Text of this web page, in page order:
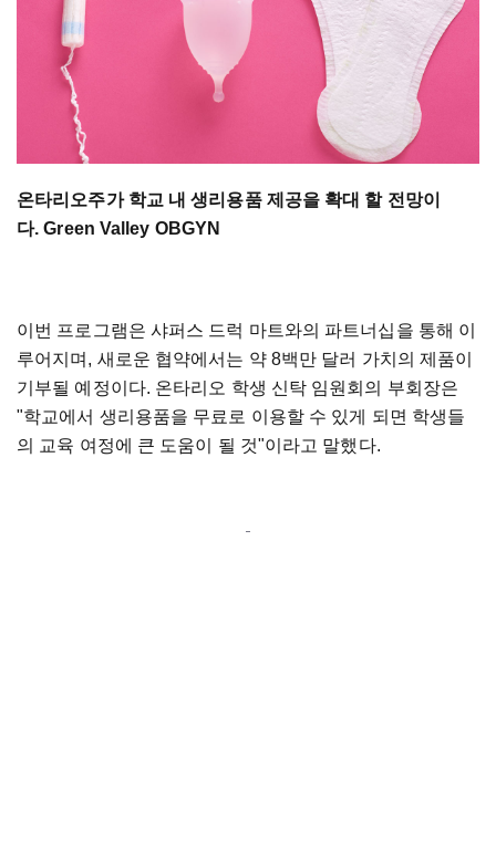
온타리오주가 학교 내 생리용품 제공을 확대 할 전망이
다. Green Valley OBGYN
이번 프로그램은 샤퍼스 드럭 마트와의 파트너십을 통해 이
루어지며, 새로운 협약에서는 약 8백만 달러 가치의 제품이
기부될 예정이다. 온타리오 학생 신탁 임원회의 부회장은
"학교에서 생리용품을 무료로 이용할 수 있게 되면 학생들
의 교육 여정에 큰 도움이 될 것"이라고 말했다.